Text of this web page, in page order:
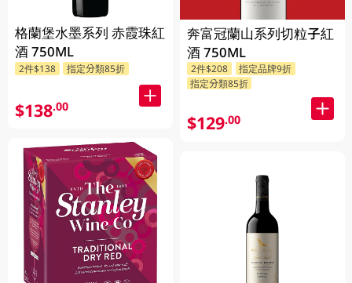
格蘭堡水墨系列 赤霞珠紅
酒 750ML
2件$138 指定分類85折
$138.00
奔富冠蘭山系列切粒子紅
酒 750ML
2件$208
指定品牌9折
指定分類85折
$129.00